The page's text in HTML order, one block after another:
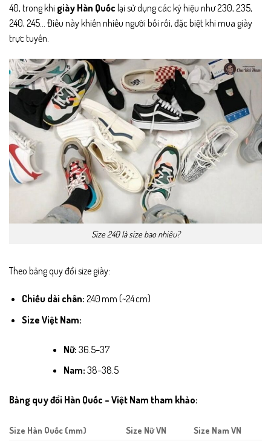
40, trong khi giày Hàn Quốc lại sử dụng các ký hiệu như 230, 235,
240, 245… Điều này khiến nhiều người bối rối, đặc biệt khi mua giày
trực tuyến.
Size 240 là size bao nhiêu?
Theo bảng quy đổi size giày:
Chiều dài chân: 240 mm (~24 cm)
Size Việt Nam:
Nữ: 36.5–37
Nam: 38–38.5
Bảng quy đổi Hàn Quốc – Việt Nam tham khảo:
Size Hàn Quốc (mm) Size Nữ VN
Size Nam VN